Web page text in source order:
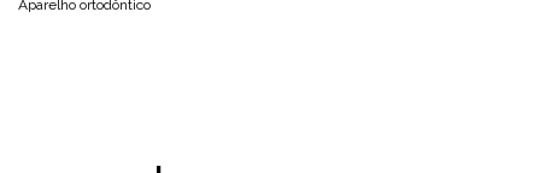
Aparelho ortodôntico